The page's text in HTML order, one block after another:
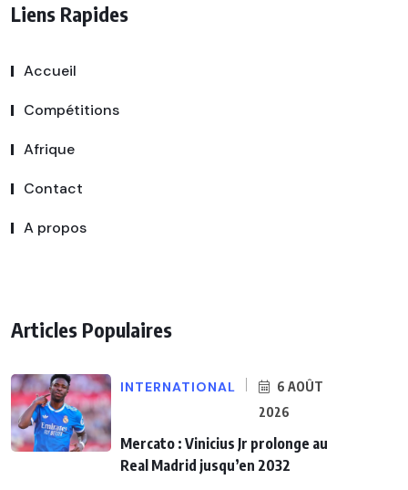
Liens Rapides
Accueil
Compétitions
Afrique
Contact
A propos
Articles Populaires
INTERNATIONAL
6 AOÛT
2026
Mercato : Vinicius Jr prolonge au
Real Madrid jusqu’en 2032